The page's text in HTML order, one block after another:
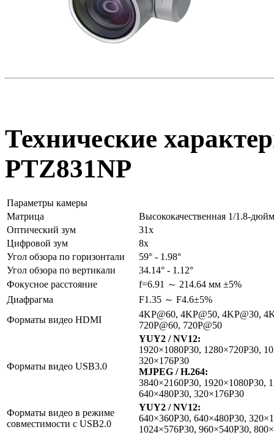
Технические
PTZ831NP
Параметры камеры
Матрица
Высококачественная 1/1.8-
Оптический зум
31х
Цифровой зум
8х
Угол обзора по горизонтали
59° - 1.98°
Угол обзора по вертикали
34.14° - 1.12°
Фокусное расстояние
f=6.91 ～ 214.64 мм ±5%
Диафрагма
F1.35 ～ F4.6±5%
Форматы видео HDMI
4KP@60, 4KP@50, 4KP@30,
720P@60, 720P@50
Форматы видео USB3.0
YUY2 / NV12:
1920×1080P30, 1280×720P30,
320×176P30
MJPEG / H.264:
3840×2160P30, 1920×1080P30,
640×480P30, 320×176P30
Форматы видео в режиме
совместимости с USB2.0
YUY2 / NV12:
640×360P30, 640×480P30,
1024×576P30, 960×540P30,